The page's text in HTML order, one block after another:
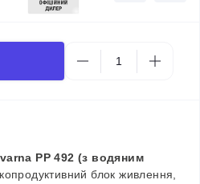
PP 492 (з водяним
блок живлення,